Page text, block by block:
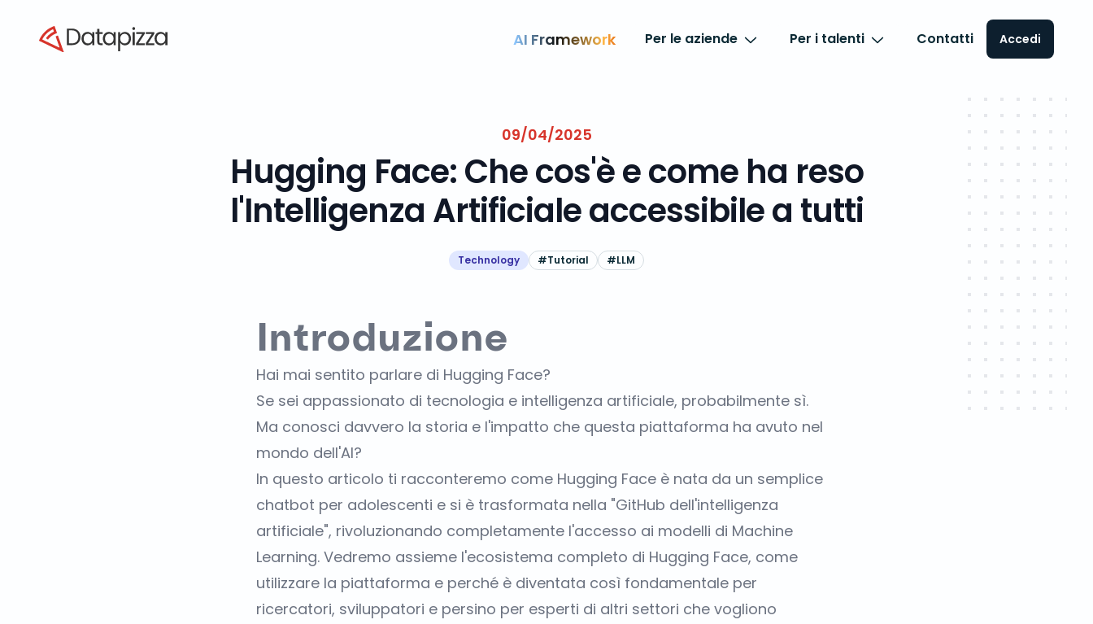
Datapizza AI Framework Per le aziende Per i talenti Contatti Accedi
09/04/2025
Hugging Face: Che cos'è e come ha reso
l'Intelligenza Artificiale accessibile a tutti
Technology #Tutorial #LLM
Introduzione
Hai mai sentito parlare di Hugging Face?
Se sei appassionato di tecnologia e intelligenza artificiale, probabilmente sì.
Ma conosci davvero la storia e l'impatto che questa piattaforma ha avuto nel
mondo dell'AI?
In questo articolo ti racconteremo come Hugging Face è nata da un semplice
chatbot per adolescenti e si è trasformata nella "GitHub dell'intelligenza
artificiale", rivoluzionando completamente l'accesso ai modelli di Machine
Learning. Vedremo assieme l'ecosistema completo di Hugging Face, come
utilizzare la piattaforma e perché è diventata così fondamentale per
ricercatori, sviluppatori e persino per esperti di altri settori che vogliono